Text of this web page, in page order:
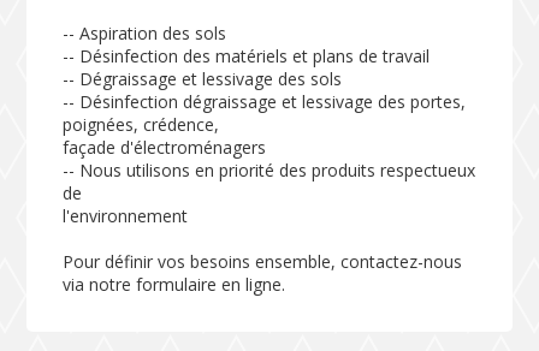
-- Aspiration des sols
-- Désinfection des matériels et plans de travail
-- Dégraissage et lessivage des sols
-- Désinfection dégraissage et lessivage des portes,
poignées, crédence,
façade d'électroménagers
-- Nous utilisons en priorité des produits respectueux
de
l'environnement
Pour définir vos besoins ensemble, contactez-nous
via notre formulaire en ligne.